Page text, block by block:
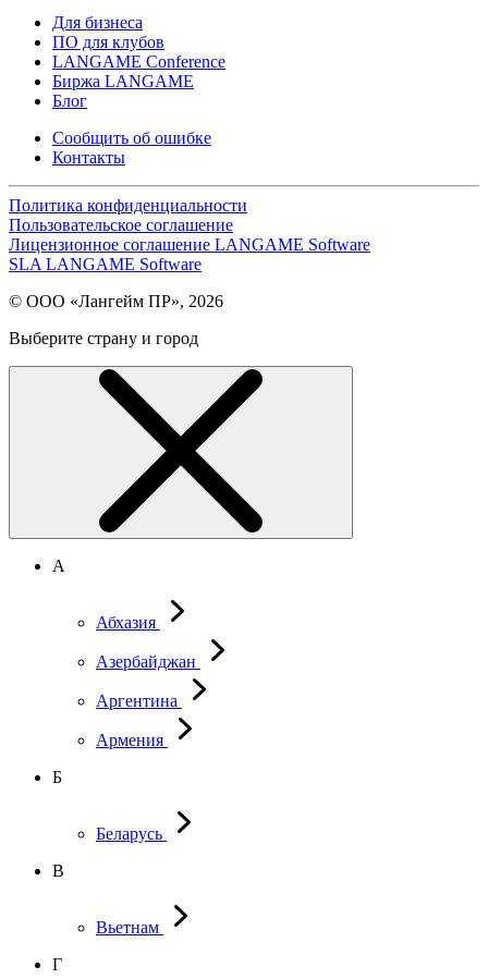
Для бизнеса
ПО для клубов
LANGAME Conference
Биржа LANGAME
Блог
Сообщить об ошибке
Контакты
Политика конфиденциальности
Пользовательское соглашение
Лицензионное соглашение LANGAME Software
SLA LANGAME Software
© ООО «Лангейм ПР», 2026
Выберите страну и город
А
Абхазия
Азербайджан
Аргентина
Армения
Б
Беларусь
В
Вьетнам
Г